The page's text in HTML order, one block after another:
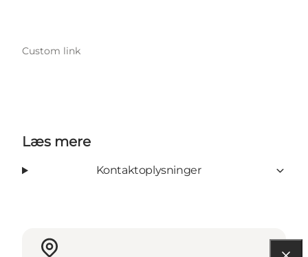
Custom link
Læs mere
Kontaktoplysninger